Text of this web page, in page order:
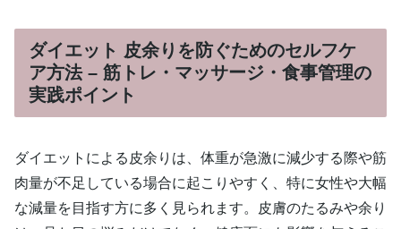
ダイエット 皮余りを防ぐためのセルフケ
ア方法 – 筋トレ・マッサージ・食事管理の
実践ポイント
ダイエットによる皮余りは、体重が急激に減少する際や筋
肉量が不足している場合に起こりやすく、特に女性や大幅
な減量を目指す方に多く見られます。皮膚のたるみや余り